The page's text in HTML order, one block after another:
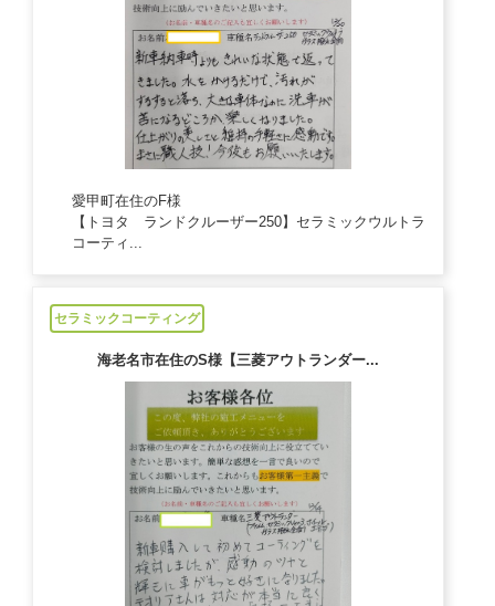
愛甲町在住のF様
【トヨタ ランドクルーザー250】セラミックウルトラ
コーティ...
セラミックコーティング
海老名市在住のS様【三菱アウトランダー...